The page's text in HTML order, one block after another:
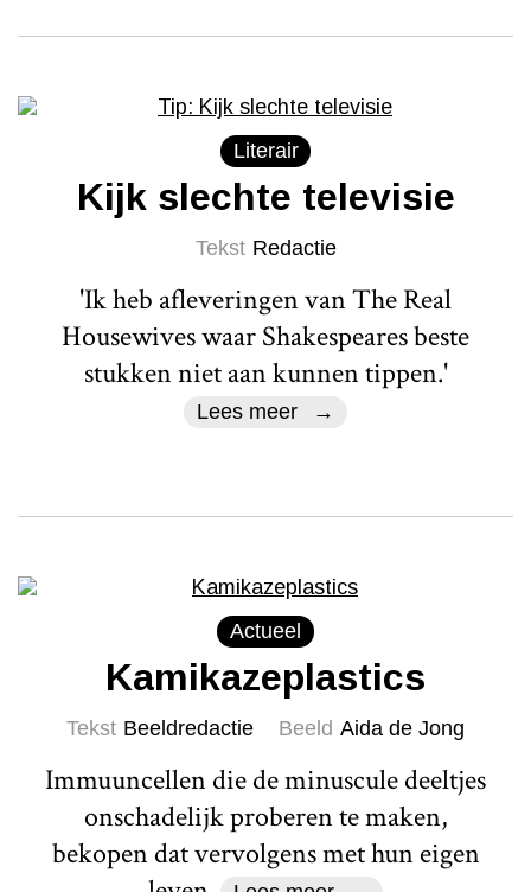
Literair
Kijk slechte televisie
Tekst Redactie
'Ik heb afleveringen van The Real
Housewives waar Shakespeares beste
stukken niet aan kunnen tippen.'
Lees meer
Actueel
Kamikazeplastics
Tekst Beeldredactie Beeld Aida de Jong
Immuuncellen die de minuscule deeltjes
onschadelijk proberen te maken,
bekopen dat vervolgens met hun eigen